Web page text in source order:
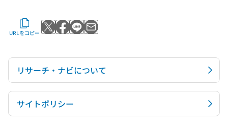
URLをコピー Xでポストする
Facebookでシェアする
LINEで送る
メールで送る
リサーチ・ナビについて
サイトポリシー